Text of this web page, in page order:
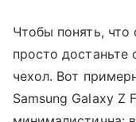
Чтобы понять, что
просто достаньте
чехол. Вот
Samsung Galaxy Z